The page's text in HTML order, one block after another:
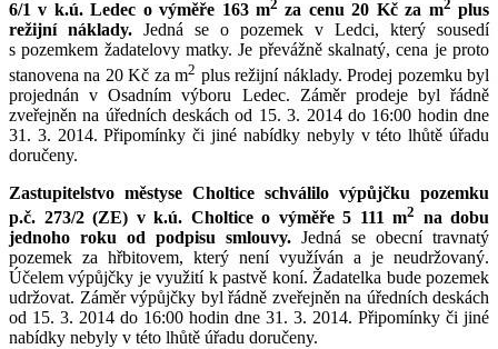
6/1 v k.ú. Ledec o výměře 163 m2 za cenu 20 Kč za m2 plus
režijní náklady. Jedná se o pozemek v Ledci, který sousedí
s pozemkem žadatelovy matky. Je převážně skalnatý, cena je proto
stanovena na 20 Kč za m2 plus režijní náklady. Prodej pozemku byl
projednán v Osadním výboru Ledec. Záměr prodeje byl řádně
zveřejněn na úředních deskách od 15. 3. 2014 do 16:00 hodin dne
31. 3. 2014. Připomínky či jiné nabídky nebyly v této lhůtě úřadu
doručeny.
Zastupitelstvo městyse Choltice schválilo výpůjčku pozemku
p.č. 273/2 (ZE) v k.ú. Choltice o výměře 5 111 m2 na dobu
jednoho roku od podpisu smlouvy. Jedná se obecní travnatý
pozemek za hřbitovem, který není využíván a je neudržovaný.
Účelem výpůjčky je využití k pastvě koní. Žadatelka bude pozemek
udržovat. Záměr výpůjčky byl řádně zveřejněn na úředních deskách
od 15. 3. 2014 do 16:00 hodin dne 31. 3. 2014. Připomínky či jiné
nabídky nebyly v této lhůtě úřadu doručeny.